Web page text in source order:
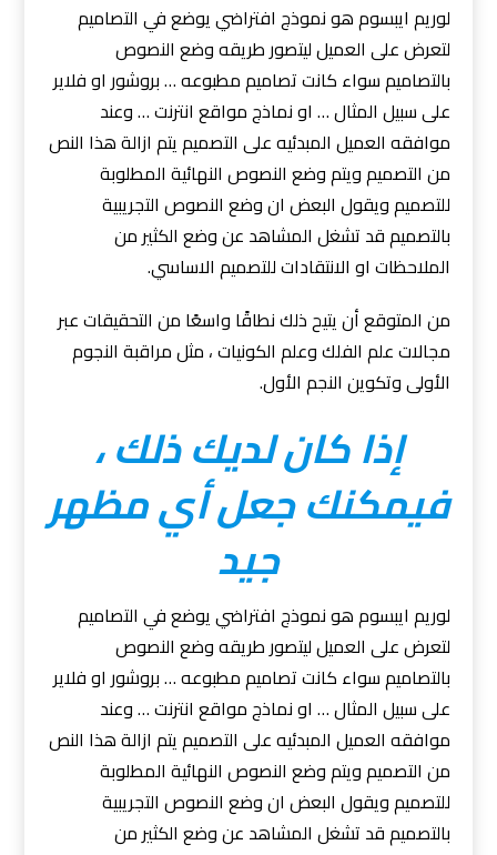
لوريم ايبسوم هو نموذج افتراضي يوضع في التصاميم
لتعرض على العميل ليتصور طريقه وضع النصوص
بالتصاميم سواء كانت تصاميم مطبوعه … بروشور او فلاير
على سبيل المثال … او نماذج مواقع انترنت … وعند
موافقه العميل المبدئيه على التصميم يتم ازالة هذا النص
من التصميم ويتم وضع النصوص النهائية المطلوبة
للتصميم ويقول البعض ان وضع النصوص التجريبية
بالتصميم قد تشغل المشاهد عن وضع الكثير من
الملاحظات او الانتقادات للتصميم الاساسي.
من المتوقع أن يتيح ذلك نطاقًا واسعًا من التحقيقات عبر
مجالات علم الفلك وعلم الكونيات ، مثل مراقبة النجوم
الأولى وتكوين النجم الأول.
إذا كان لديك ذلك ،
فيمكنك جعل أي مظهر
جيد
لوريم ايبسوم هو نموذج افتراضي يوضع في التصاميم
لتعرض على العميل ليتصور طريقه وضع النصوص
بالتصاميم سواء كانت تصاميم مطبوعه … بروشور او فلاير
على سبيل المثال … او نماذج مواقع انترنت … وعند
موافقه العميل المبدئيه على التصميم يتم ازالة هذا النص
من التصميم ويتم وضع النصوص النهائية المطلوبة
للتصميم ويقول البعض ان وضع النصوص التجريبية
بالتصميم قد تشغل المشاهد عن وضع الكثير من